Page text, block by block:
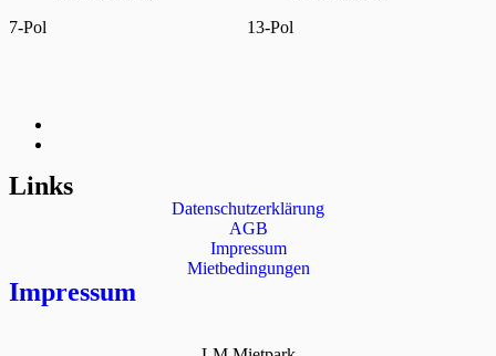
7-Pol
13-Pol
Links
Datenschutzerklärung
AGB
Impressum
Mietbedingungen
Impressum